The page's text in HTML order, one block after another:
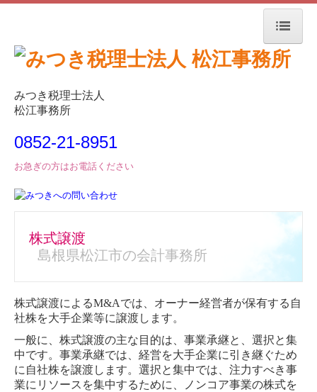
トップページ
事務所紹介
毎月、貴社を訪問します
建設業の会計をサポート
TKC経営指標の活用
経営支援
貴社の業績管理体制を構築
部門別業績管理の導入
みつき税理士法人
松江事務所
0852-21-8951
お急ぎの方はお電話ください
株式譲渡
島根県松江市の会計事務所
株式譲渡によるM&Aでは、オーナー経営者が保有する自
社株を大手企業等に譲渡します。
一般に、株式譲渡の主な目的は、事業承継と、選択と集
中です。事業承継では、経営を大手企業に引き継ぐため
に自社株を譲渡します。選択と集中では、注力すべき事
業にリソースを集中するために、ノンコア事業の株式を